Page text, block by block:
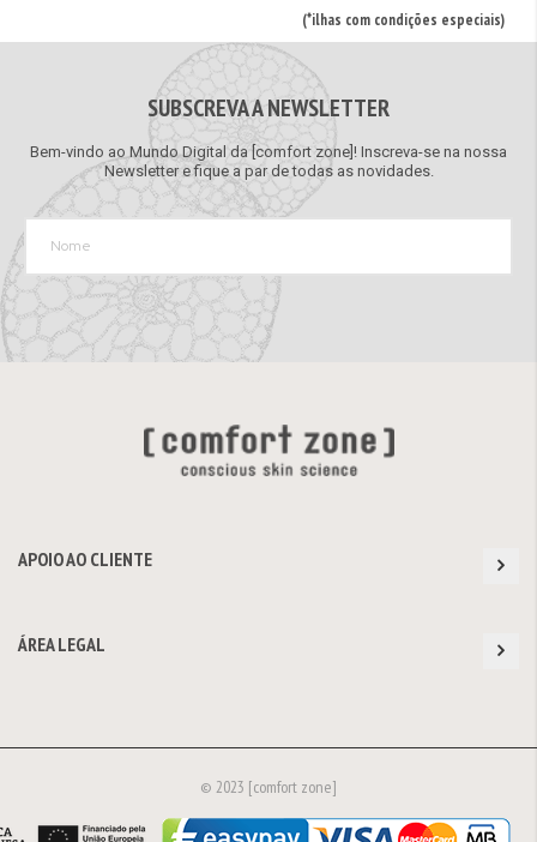
(*ilhas com condições especiais)
SUBSCREVA A NEWSLETTER
Bem-vindo ao Mundo Digital da [comfort zone]! Inscreva-se na nossa
Newsletter e fique a par de todas as novidades.
APOIO AO CLIENTE
ÁREA LEGAL
© 2023 [comfort zone]